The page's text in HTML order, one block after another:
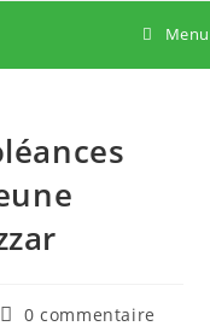
Menu
Commentaires
0 commentaire